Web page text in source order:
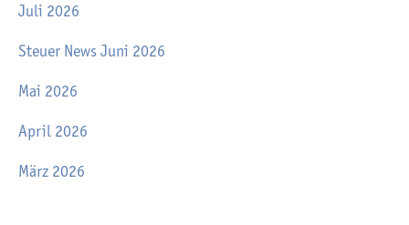
Juli 2026
Steuer News Juni 2026
Mai 2026
April 2026
März 2026